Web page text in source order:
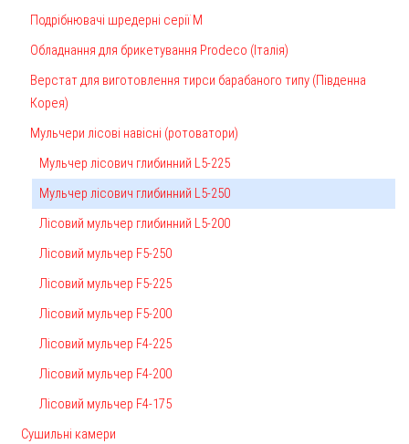
Подрібнювачі шредерні серії М
Обладнання для брикетування Prodeco (Італія)
Верстат для виготовлення тирси барабаного типу (Південна
Корея)
Мульчери лісові навісні (ротоватори)
Мульчер лісович глибинний L5-225
Мульчер лісович глибинний L5-250
Лісовий мульчер глибинний L5-200
Лісовий мульчер F5-250
Лісовий мульчер F5-225
Лісовий мульчер F5-200
Лісовий мульчер F4-225
Лісовий мульчер F4-200
Лісовий мульчер F4-175
Сушильні камери